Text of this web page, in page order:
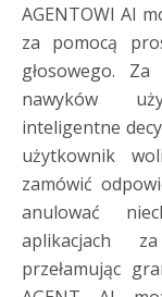
AGENTOWI AI
za pomocą
głosowego.
nawyków
inteligentne
użytkownik
zamówić
anulować
aplikacjach
przełamując